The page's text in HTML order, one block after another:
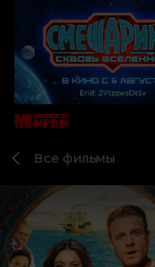
Все фильмы